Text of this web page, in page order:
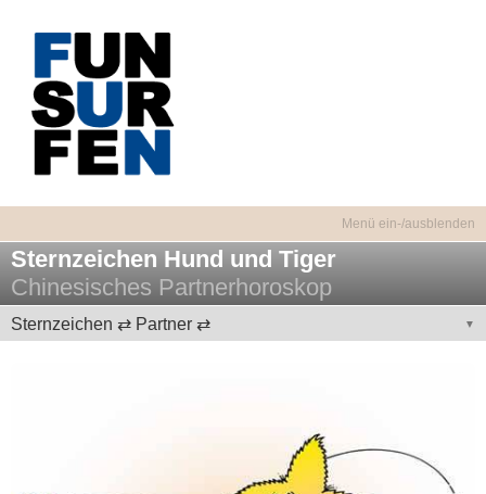
Sternzeichen Hund und Tiger
Chinesisches Partnerhoroskop
Sternzeichen ⇄ Partner ⇄